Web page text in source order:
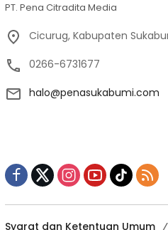
PT. Pena Citradita Media
Cicurug, Kabupaten
0266-6731677
halo@penasukabumi.com
Syarat dan Ketentuan Umum